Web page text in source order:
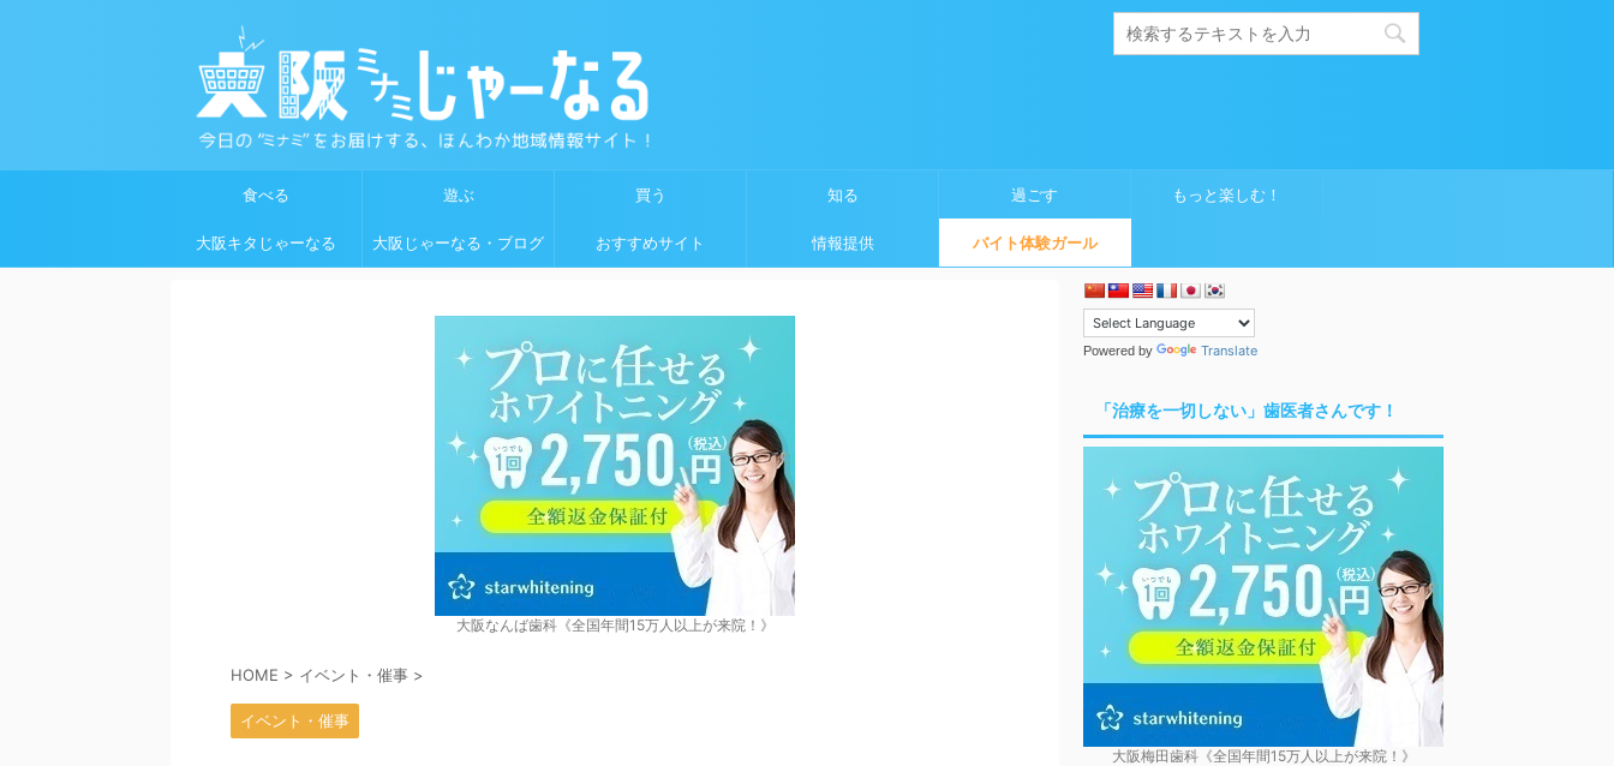
食べる 遊ぶ 買う 知る 過ごす もっと楽しむ！
大阪キタじゃーなる 大阪じゃーなる・ブログ おすすめサイト 情報提供 バイト体験ガール
大阪なんば歯科《全国年間15万人以上が来院！》
HOME > イベント・催事 >
イベント・催事
Powered by Translate
「治療を一切しない」歯医者さんです！
大阪梅田歯科《全国年間15万人以上が来院！》